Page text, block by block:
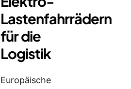
Lastenfahrrädern
für die
Logistik
Europäische